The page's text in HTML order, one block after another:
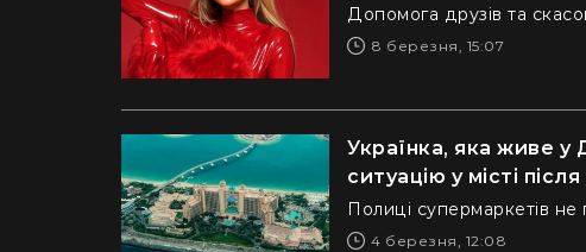
Допомога друзів та
8 березня, 15:07
Українка, яка живе у
ситуацію у місті
Полиці супермаркетів не
4 березня, 12:08